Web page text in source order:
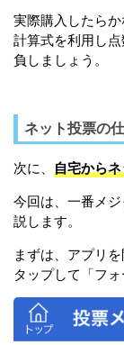
実際購入したら
計算式を利用し
負しましょう。
ネット投票の
次に、 自宅から
今回は、一番メ
説します。
まずは、アプリ
タップして「フ